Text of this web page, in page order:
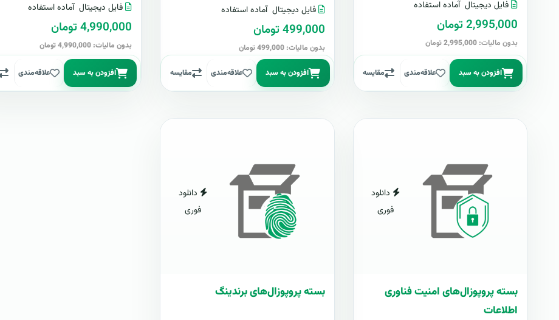
فایل دیجیتال آماده استفاده
2,995,000 تومان
بدون مالیات: 2,995,000 تومان
افزودن به سبد علاقه‌مندی مقایسه
فایل دیجیتال آماده استفاده
499,000 تومان
بدون مالیات: 499,000 تومان
افزودن به سبد علاقه‌مندی مقایسه
فایل دیجیتال آماده استفاده
4,990,000 تومان
بدون مالیات: 4,990,000 تومان
افزودن به سبد علاقه‌مندی
دانلود
فوری
بسته پروپوزال‌های امنیت فناوری
اطلاعات
دانلود
فوری
بسته پروپوزال‌های برندینگ